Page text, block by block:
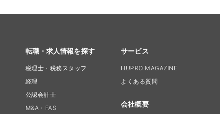
転職・求人情報を探す
税理士・税務スタッフ
経理
公認会計士
M&A・FAS
サービス
HUPRO MAGAZINE
よくある質問
会社概要